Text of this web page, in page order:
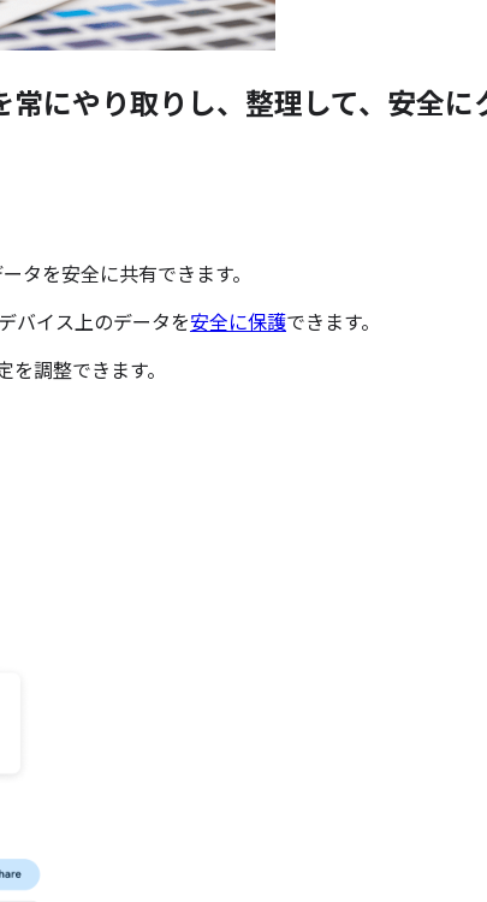
常にやり取りし、 整理して、 安全に
タを安全に共有できます。
バイス上のデータを安全に保護できます。
調整できます。